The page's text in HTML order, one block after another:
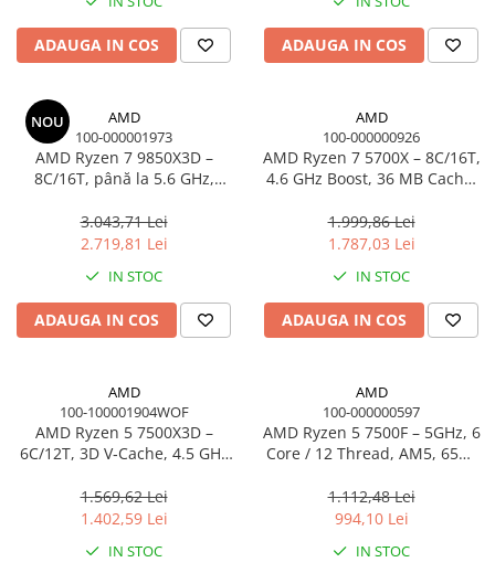
Consumabile - toner
Laser Drums
Waste Toner
Imprimante Large Format Printer
(LFP)
Plottere & Scannere
Scannere Documente
Webcam
Caști & Microfoane
Caști Business
Căști Gaming & Consumer
Microfoane & Reportofoane
Display & signage
Ecrane Digital Signage
Ecrane Touchscreen Digital Signage
Proiectoare
Proiectoare Business
Proiectoare Consumer
Memorii RAM
Memorii Laptop
Stick-uri USB
Memorii Server
Surse de alimentare
Surse de Alimentare PC
Ventilatoare & Sisteme de Răcire
Răcire PC
Ventilatoare & Sisteme de Răcire
Carcase
Accesorii Stocare
Unități optice
Hub-uri USB
Genți & Rucsacuri
Husa Laptop
Rucsacuri
Rucsacuri & Genți Laptop
Kit-uri Tastatura si Mouse
Prize cu Protecție
USB & Card Readers
Cititoare de Carduri Usb
Ups Offline
ADAUGA IN COS ADAUGA IN COS
NOU
AMD
100-000001973
AMD Ryzen 7 9850X3D –
8C/16T, până la 5.6 GHz,
3.043,71 Lei
2.719,81 Lei
IN STOC
ADAUGA IN COS
AMD
100-000000926
AMD Ryzen 7 5700X – 8C/16T,
4.6 GHz Boost, 36 MB Cache,
1.999,86 Lei
1.787,03 Lei
IN STOC
ADAUGA IN COS
AMD
100-100001904WOF
AMD Ryzen 5 7500X3D –
6C/12T, 3D V‑Cache, 4.5 GHz
1.569,62 Lei
1.402,59 Lei
IN STOC
AMD
100-000000597
AMD Ryzen 5 7500F – 5GHz, 6
Core / 12 Thread, AM5, 65W,
1.112,48 Lei
994,10 Lei
IN STOC